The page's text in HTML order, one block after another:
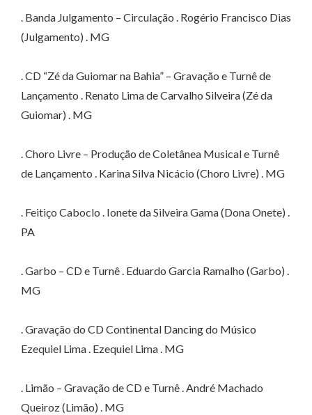
. Banda Julgamento – Circulação . Rogério Francisco Dias
(Julgamento) . MG
. CD “Zé da Guiomar na Bahia” – Gravação e Turnê de
Lançamento . Renato Lima de Carvalho Silveira (Zé da
Guiomar) . MG
. Choro Livre – Produção de Coletânea Musical e Turnê
de Lançamento . Karina Silva Nicácio (Choro Livre) . MG
. Feitiço Caboclo . Ionete da Silveira Gama (Dona Onete) .
PA
. Garbo – CD e Turnê . Eduardo Garcia Ramalho (Garbo) .
MG
. Gravação do CD Continental Dancing do Músico
Ezequiel Lima . Ezequiel Lima . MG
. Limão – Gravação de CD e Turnê . André Machado
Queiroz (Limão) . MG